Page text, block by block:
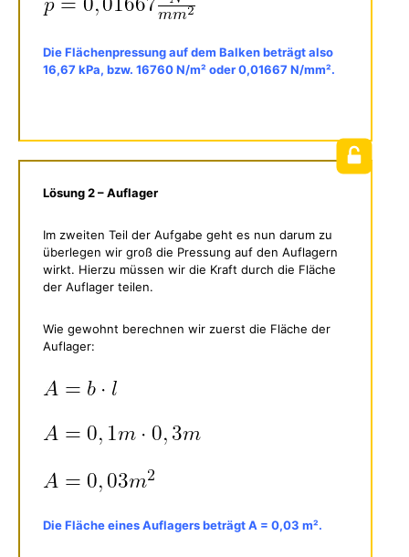
Die Flächenpressung auf dem Balken beträgt also
16,67 kPa, bzw. 16760 N/m² oder 0,01667 N/mm².
Lösung 2 – Auflager
Im zweiten Teil der Aufgabe geht es nun darum zu
überlegen wir groß die Pressung auf den Auflagern
wirkt. Hierzu müssen wir die Kraft durch die Fläche
der Auflager teilen.
Wie gewohnt berechnen wir zuerst die Fläche der
Auflager:
Die Fläche eines Auflagers beträgt A = 0,03 m².